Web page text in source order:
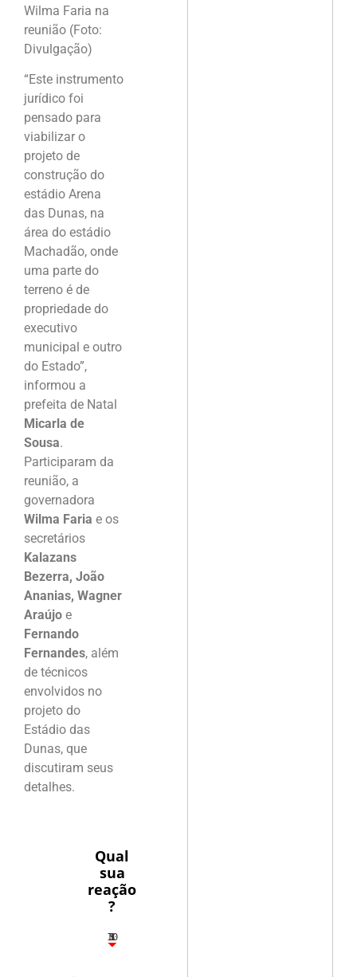
Wilma Faria na
reunião (Foto:
Divulgação)
“Este instrumento
jurídico foi
pensado para
viabilizar o
projeto de
construção do
estádio Arena
das Dunas, na
área do estádio
Machadão, onde
uma parte do
terreno é de
propriedade do
executivo
municipal e outro
do Estado”,
informou a
prefeita de Natal
Micarla de
Sousa.
Participaram da
reunião, a
governadora
Wilma Faria e os
secretários
Kalazans
Bezerra, João
Ananias, Wagner
Araújo e
Fernando
Fernandes, além
de técnicos
envolvidos no
projeto do
Estádio das
Dunas, que
discutiram seus
detalhes.
Qual
sua
reação
?
5
1
1
3
10